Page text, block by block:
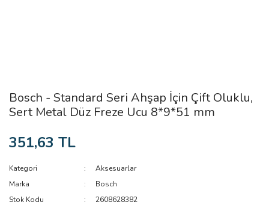
Bosch - Standard Seri Ahşap İçin Çift Oluklu,
Sert Metal Düz Freze Ucu 8*9*51 mm
351,63 TL
Kategori
Aksesuarlar
Marka
Bosch
Stok Kodu
2608628382